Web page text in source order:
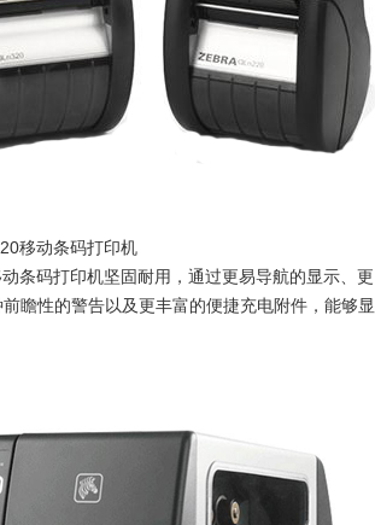
移动条码打印机
条码打印机坚固耐用，通过更易导航的显示、更
瞻性的警告以及更丰富的便捷充电附件，能够显